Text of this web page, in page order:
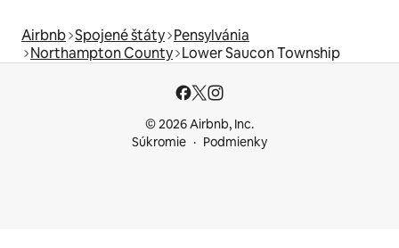
Airbnb Spojené štáty Pensylvánia
Northampton County Lower Saucon Township
© 2026 Airbnb, Inc.
Súkromie
Podmienky